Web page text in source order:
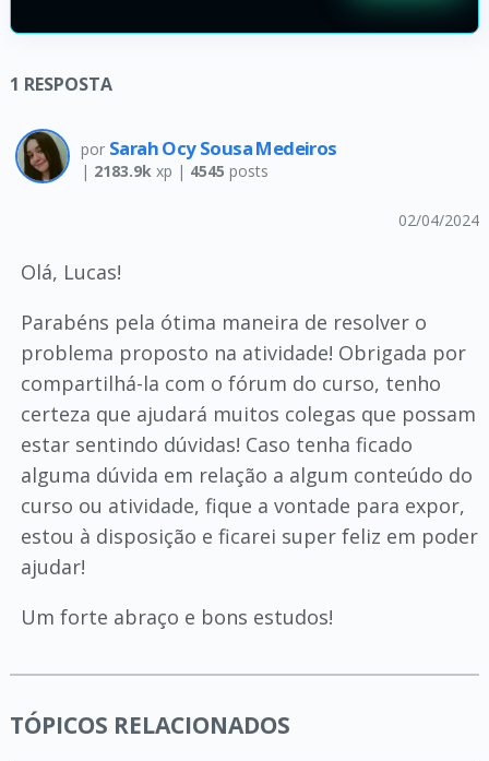
1 RESPOSTA
por Sarah Ocy Sousa Medeiros
| 2183.9kxp | 4545 posts
02/04/2024
Olá, Lucas!
Parabéns pela ótima maneira de resolver o
problema proposto na atividade! Obrigada por
compartilhá-la com o fórum do curso, tenho
certeza que ajudará muitos colegas que possam
estar sentindo dúvidas! Caso tenha ficado
alguma dúvida em relação a algum conteúdo do
curso ou atividade, fique a vontade para expor,
estou à disposição e ficarei super feliz em poder
ajudar!
Um forte abraço e bons estudos!
TÓPICOS RELACIONADOS